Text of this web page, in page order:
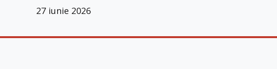
27 iunie 2026